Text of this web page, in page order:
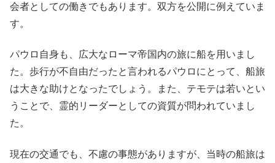
会者としての働きでもあります。双方を公開に例えていま
す。
パウロ自身も、広大なローマ帝国内の旅に船を用いまし
た。歩行が不自由だったと言われるパウロにとって、船旅
は大きな助けとなったでしょう。また、テモテは若いとい
うことで、霊的リーダーとしての資質が問われていまし
た。
現在の交通でも、不慮の事態がありますが、当時の船旅は